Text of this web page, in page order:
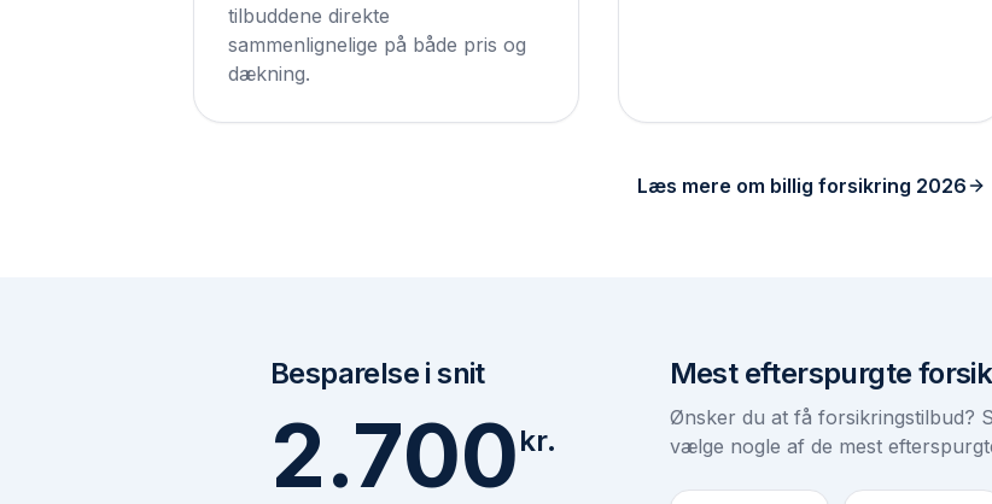
tilbuddene direkte
sammenlignelige på både pris og
dækning.
Læs mere om billig forsikring 2026
Besparelse i snit
2.700kr.
Mest efterspurgte
Ønsker du at få forsikringstilbud?
vælge nogle af de mest